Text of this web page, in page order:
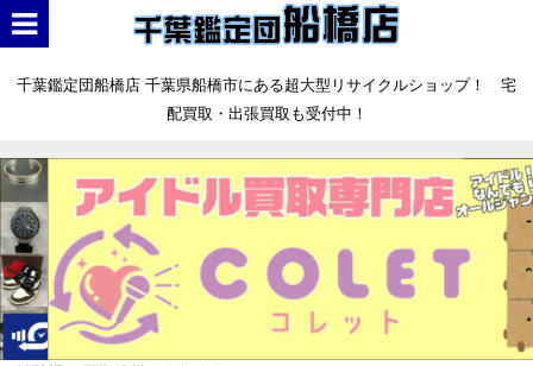
千葉鑑定団船橋店 千葉県船橋市にある超大型リサイクルショップ！ 宅
配買取・出張買取も受付中！